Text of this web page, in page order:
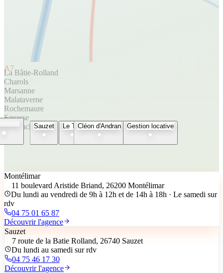
A7
La Bâtie-Rolland
Charols
Marsanne
Malataverne
Rochemaure
Savasse
EspelucheSauzet Le TeilCléon d'Andran Gestion locative
Montélimar
11 boulevard Aristide Briand, 26200 Montélimar
Du lundi au vendredi de 9h à 12h et de 14h à 18h · Le samedi sur
rdv
04 75 01 65 87
Découvrir l'agence
Sauzet
7 route de la Batie Rolland, 26740 Sauzet
Du lundi au samedi sur rdv
04 75 46 17 30
Découvrir l'agence